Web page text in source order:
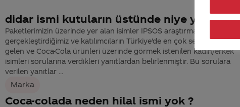
didar ismi kutuların üstünde niye yok?
Paketlerimizin üzerinde yer alan isimler IPSOS araştırma şirketi ile
gerçekleştirdiğimiz ve katılımcıların Türkiye'de en çok sevilen, ilk akla
gelen ve Coca-Cola ürünleri üzerinde görmek istenilen kadın/erkek
isimleri sorularına verdikleri yanıtlardan belirlenmiştir. Bu sorulara
verilen yanıtlar ...
Marka
Coca-colada neden hilal ismi yok ?